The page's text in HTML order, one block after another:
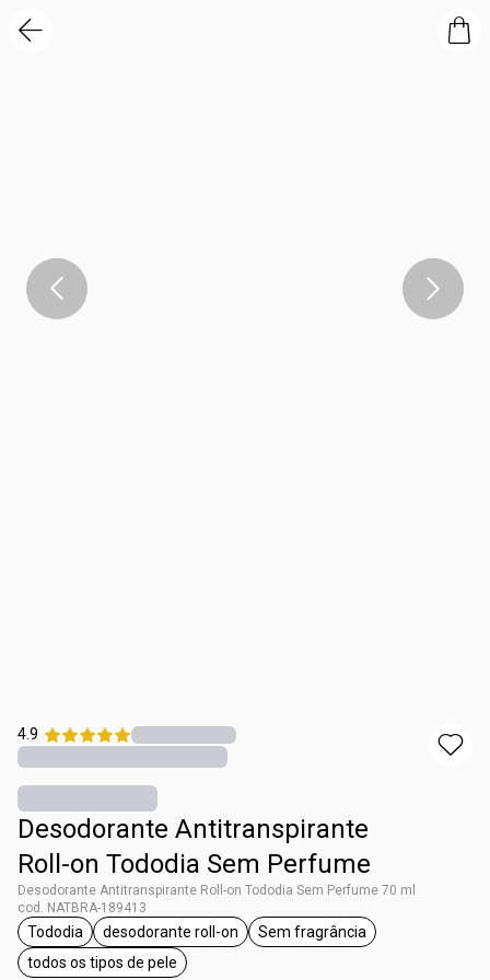
4.9
Desodorante Antitranspirante
Roll-on Tododia Sem Perfume
Desodorante Antitranspirante Roll-on Tododia Sem Perfume 70 ml
cod. NATBRA-189413
etiqueta Tododia
Tododia
etiqueta desodorante roll-on
desodorante roll-on
etiqueta Sem fragrância
Sem fragrância
etiqueta todos os tipos de pele
todos os tipos de pele